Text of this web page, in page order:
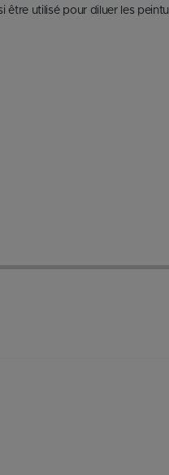
être utilisé pour diluer les